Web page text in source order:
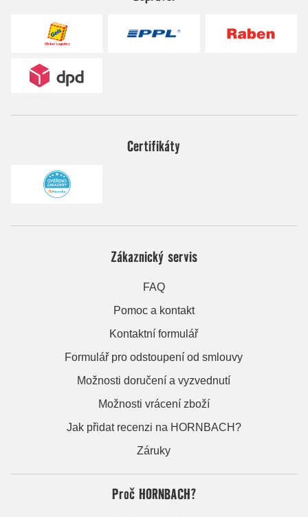
Certifikáty
Zákaznický servis
FAQ
Pomoc a kontakt
Kontaktní formulář
Formulář pro odstoupení od smlouvy
Možnosti doručení a vyzvednutí
Možnosti vrácení zboží
Jak přidat recenzi na HORNBACH?
Záruky
Proč HORNBACH?